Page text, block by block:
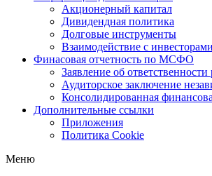
Акционерный капитал
Дивидендная политика
Долговые инструменты
Взаимодействие с инвеcторами
Финасовая отчетность по МСФО
Заявление об ответственности
Аудиторское заключение
Консолидированная
Дополнительные ссылки
Приложения
Политика Cookie
Меню